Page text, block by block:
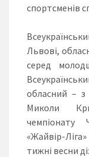
спортсменів
Львові,
серед
обласний – з
Миколи
чемпіонату
«Жайвір-Ліга»
тижні весни